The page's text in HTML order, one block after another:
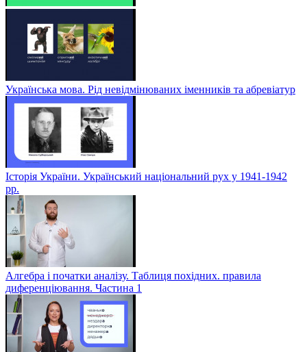
Українська мова. Рід невідмінюваних іменників та абревіатур
Історія України. Український національний рух у 1941-1942
рр.
Алгебра і початки аналізу. Таблиця похідних. правила
диференціювання. Частина 1